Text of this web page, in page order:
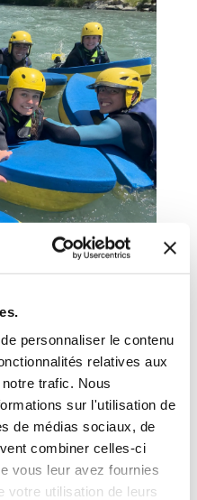
personnaliser le contenu
relatives aux
trafic. Nous
sur l'utilisation de
de médias sociaux, de
combiner celles-ci
vous leur avez fournies
votre utilisation de leurs